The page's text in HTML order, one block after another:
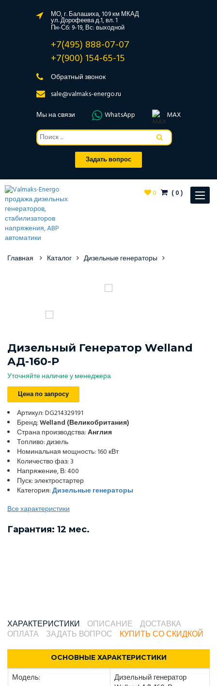
МО, г. Балашиха, 109 км МКАД
ул. Дорофеева д.1, вл. 1
Пн-Сб: 9-19, Вс: выходной
+7(495) 888-07-07
+7(900) 154-65-15
Обратный звонок
sale@valmaks-energo.ru
Мы на связи
WhatsApp MAX
Задать вопрос
Toggle
0 (0)
Главная Каталог Дизельные генераторы
Дизельный Генератор Welland
АД-160-Р
Уточняйте наличие у менеджера
Цена по запросу
Артикул: DG214329191
Бренд:Welland (Великобритания)
Страна производства:Англия
Топливо: дизель
Номинальная мощность: 160 кВт
Количество фаз: 3
Напряжение, В: 400
Пуск: электростартер
Категория:Дизельные генераторы
Все характеристики
Гарантия: 12 мес.
ХАРАКТЕРИСТИКИ ОПИСАНИЕ
ДОСТАВКА
ОПЛАТА
ЗАДАТЬ ВОПРОС КУПИТЬ СО СКИДКОЙ
ОСНОВНЫЕ ХАРАКТЕРИСТИКИ
Модель:
Дизельный генератор